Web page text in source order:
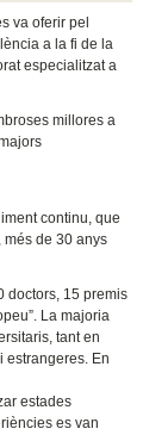
va oferir pel
a la fi de la
especialitzat a
millores a
continu, que
de 30 anys
doctors, 15 premis
La majoria
tant en
estrangeres. En
estades
es van